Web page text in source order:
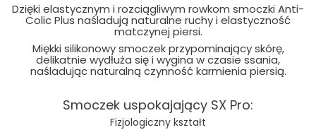
Dzięki elastycznym i rozciągliwym rowkom smoczki Anti-
Colic Plus naśladują naturalne ruchy i elastyczność
matczynej piersi.
Miękki silikonowy smoczek przypominający skórę,
delikatnie wydłuża się i wygina w czasie ssania,
naśladując naturalną czynność karmienia piersią.
Smoczek uspokajający SX Pro:
Fizjologiczny kształt